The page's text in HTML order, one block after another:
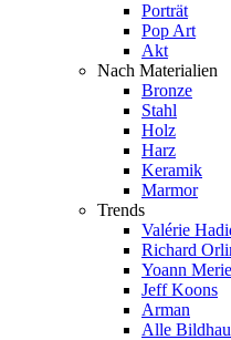
Porträt
Pop Art
Akt
Nach Materialien
Bronze
Stahl
Holz
Harz
Keramik
Marmor
Trends
Valérie
Richard
Yoann
Jeff Koons
Arman
Alle